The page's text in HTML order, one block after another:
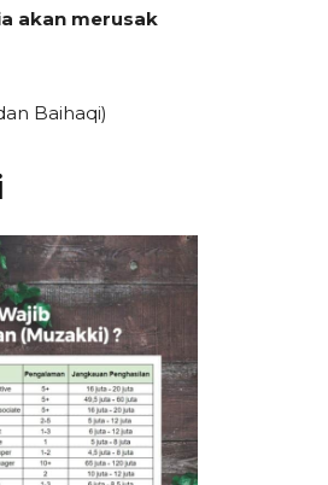
akan merusak
Baihaqi)